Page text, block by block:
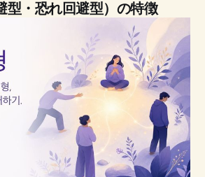
型・恐れ回避型）の特徴